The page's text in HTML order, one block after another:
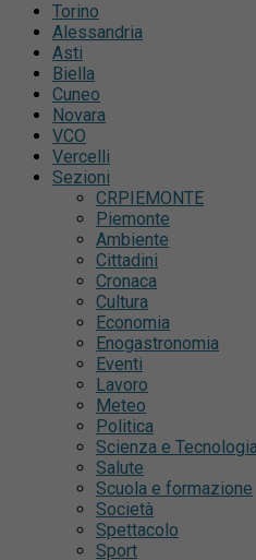
Torino
Alessandria
Asti
Biella
Cuneo
Novara
VCO
Vercelli
Sezioni
CRPIEMONTE
Piemonte
Ambiente
Cittadini
Cronaca
Cultura
Economia
Enogastronomia
Eventi
Lavoro
Meteo
Politica
Scienza e
Salute
Scuola e formazione
Società
Spettacolo
Sport